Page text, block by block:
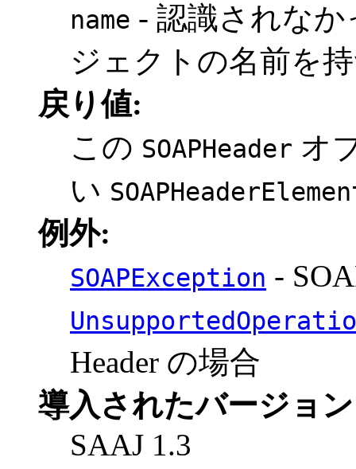
name - 認識されな
ジェクトの名前を
戻り値:
この SOAPHeader オ
い
例外:
SOAPException -
Header の場合
導入されたバージョ
SAAJ 1.3